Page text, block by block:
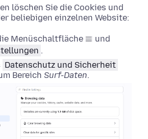
löschen Sie die Cookies und
beliebigen einzelnen Website:
Menüschaltfläche
und
.
Datenschutz und Sicherheit
Bereich Surf-Daten.